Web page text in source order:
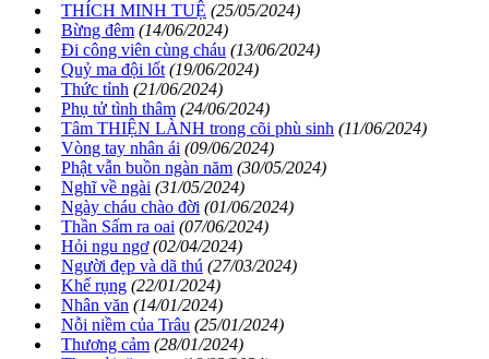
THÍCH MINH TUỆ (25/05/2024)
Bừng đêm (14/06/2024)
Đi công viên cùng cháu (13/06/2024)
Quỷ ma đội lốt (19/06/2024)
Thức tỉnh (21/06/2024)
Phụ tử tình thâm (24/06/2024)
Tâm THIỆN LÀNH trong cõi phù sinh (11/06/2024)
Vòng tay nhân ái (09/06/2024)
Phật vẫn buồn ngàn năm (30/05/2024)
Nghĩ về ngài (31/05/2024)
Ngày cháu chào đời (01/06/2024)
Thần Sấm ra oai (07/06/2024)
Hỏi ngu ngơ (02/04/2024)
Người đẹp và dã thú (27/03/2024)
Khế rụng (22/01/2024)
Nhân văn (14/01/2024)
Nỗi niềm của Trâu (25/01/2024)
Thương cảm (28/01/2024)